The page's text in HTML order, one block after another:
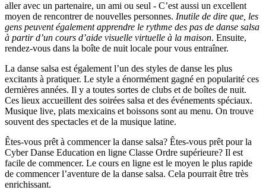
aller avec un partenaire, un ami ou seul - C’est aussi un excellent
moyen de rencontrer de nouvelles personnes. Inutile de dire que, les
gens peuvent également apprendre le rythme des pas de danse salsa
à partir d’un cours d’aide visuelle virtuelle à la maison. Ensuite,
rendez-vous dans la boîte de nuit locale pour vous entraîner.
La danse salsa est également l’un des styles de danse les plus
excitants à pratiquer. Le style a énormément gagné en popularité ces
dernières années. Il y a toutes sortes de clubs et de boîtes de nuit.
Ces lieux accueillent des soirées salsa et des événements spéciaux.
Musique live, plats mexicains et boissons sont au menu. On trouve
souvent des spectacles et de la musique latine.
Êtes-vous prêt à commencer la danse salsa? Êtes-vous prêt pour la
Cyber Danse Education en ligne Classe Ordre supérieure? Il est
facile de commencer. Le cours en ligne est le moyen le plus rapide
de commencer l’aventure de la danse salsa. Cela pourrait être très
enrichissant.